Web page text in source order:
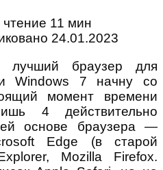
11 мин
24.01.2023
лучший браузер для
Windows 7 начну со
момент времени
4 действительно
основе браузера —
Edge (в старой
Mozilla Firefox.